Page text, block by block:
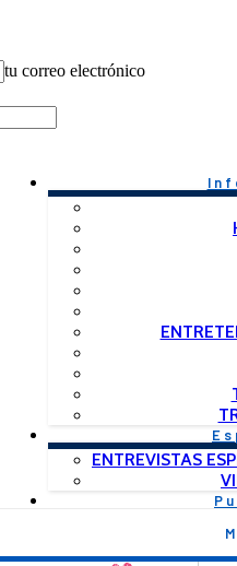
tu correo electrónico
ENTREVISTAS